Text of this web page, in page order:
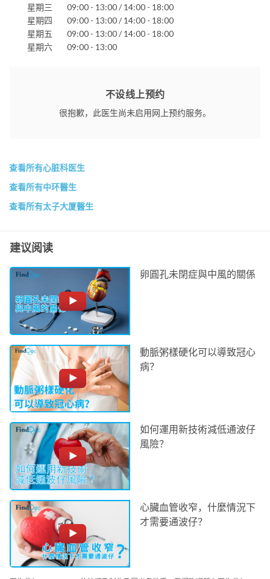
星期三
09:00 - 13:00 / 14:00 - 18:00
星期四
09:00 - 13:00 / 14:00 - 18:00
星期五
09:00 - 13:00 / 14:00 - 18:00
星期六
09:00 - 13:00
不设线上预约
很抱歉，此医生尚未启用网上预约服务。
查看所有心脏科医生
查看所有中环醫生
查看所有太子大厦醫生
建议阅读
卵圓孔未閉症與中風的關係
動脈粥樣硬化可以導致冠心
病？
如何運用新技術減低通波仔
風險？
心臟血管收窄，什麼情況下
才需要通波仔？